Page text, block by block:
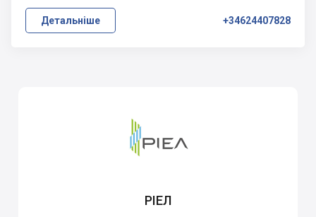
Детальніше +34624407828
РІЕЛ